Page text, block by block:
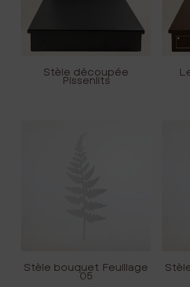
Stèle découpée
Pissenlits
Stèle bouquet Feuillage
05